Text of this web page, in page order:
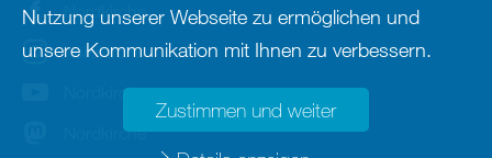
Nordkirche
nordkirche
Nordkirche
Nordkirche
Nutzung unserer Webseite zu ermöglichen und
unsere Kommunikation mit Ihnen zu verbessern.
Zustimmen und weiter